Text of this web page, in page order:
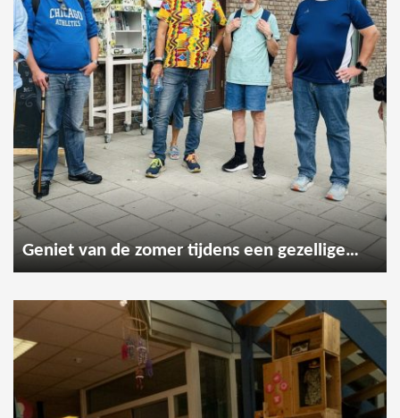
Geniet van de zomer tijdens een gezellige wandeling